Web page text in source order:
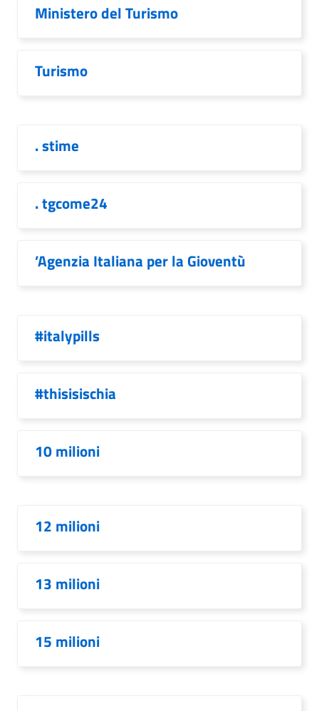
Ministero del Turismo
Turismo
. stime
. tgcome24
’Agenzia Italiana per la Gioventù
#italypills
#thisisischia
10 milioni
12 milioni
13 milioni
15 milioni